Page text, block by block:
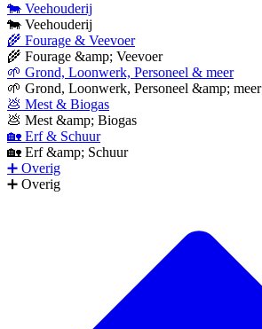
🐄 Veehouderij
🐄 Veehouderij
🌾 Fourage & Veevoer
🌾 Fourage &amp; Veevoer
🌱 Grond, Loonwerk, Personeel & meer
🌱 Grond, Loonwerk, Personeel &amp; meer
💩 Mest & Biogas
💩 Mest &amp; Biogas
🏡 Erf & Schuur
🏡 Erf &amp; Schuur
➕ Overig
➕ Overig